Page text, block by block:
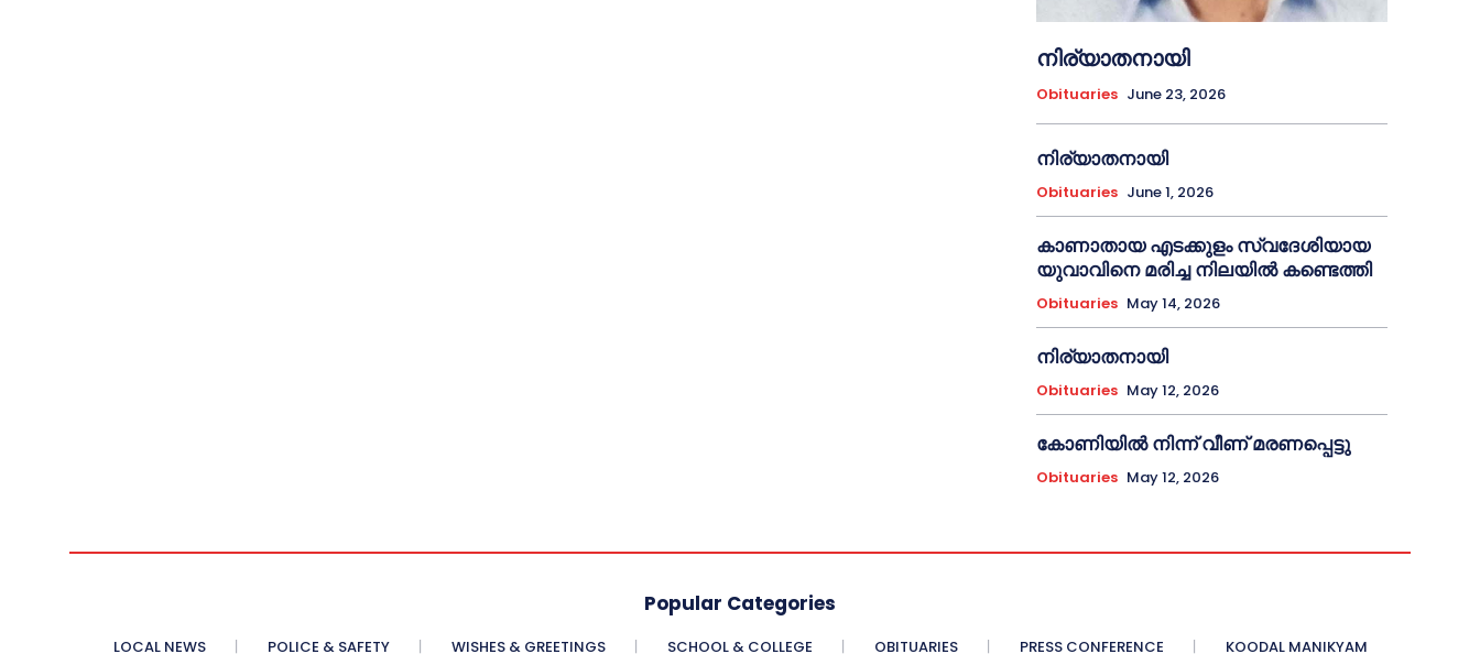
നിര്യാതനായി
Obituaries June 23, 2026
നിര്യാതനായി
Obituaries June 1, 2026
കാണാതായ എടക്കുളം സ്വദേശിയായ
യുവാവിനെ മരിച്ച നിലയിൽ കണ്ടെത്തി
Obituaries May 14, 2026
നിര്യാതനായി
Obituaries May 12, 2026
കോണിയിൽ നിന്ന് വീണ് മരണപ്പെട്ടു
Obituaries May 12, 2026
Popular Categories
LOCAL NEWS POLICE & SAFETY WISHES & GREETINGS SCHOOL & COLLEGE OBITUARIES PRESS CONFERENCE KOODAL MANIKYAM